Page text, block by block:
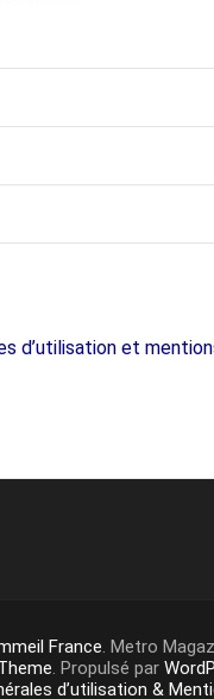
d’utilisation et
France. Metro
. Propulsé par
d’utilisation &